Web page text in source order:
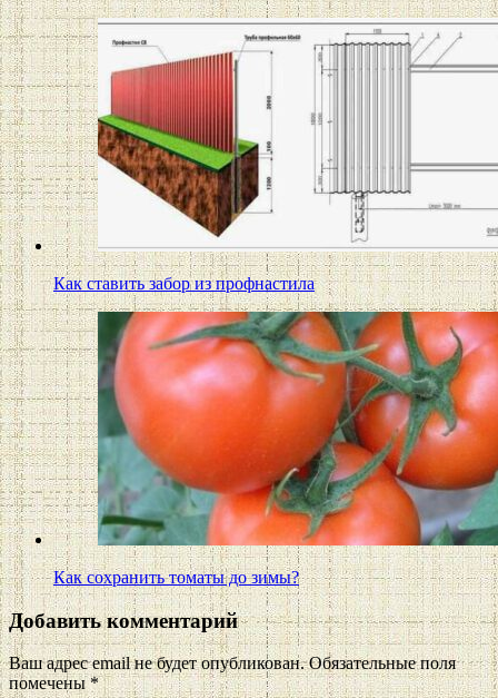
Как ставить забор из профнастила
Как сохранить томаты до зимы?
Добавить комментарий
Ваш адрес email не будет опубликован. Обязательные поля
помечены*